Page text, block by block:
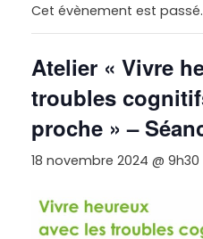
Cet évènement est passé.
Atelier « Vivre
troubles
proche » –
18 novembre 2024 @ 9h30